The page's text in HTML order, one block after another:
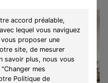
accord préalable,
lequel vous naviguez
proposer une
site, de mesurer
savoir plus, nous vous
mes
Politique de